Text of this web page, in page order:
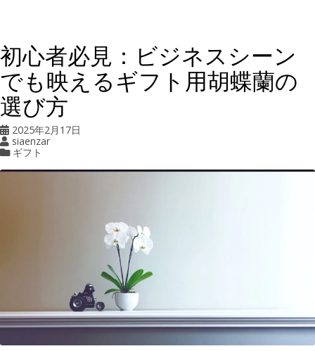
初心者必見：ビジネスシーン
でも映えるギフト用胡蝶蘭の
選び方
2025年2月17日
siaenzar
ギフト